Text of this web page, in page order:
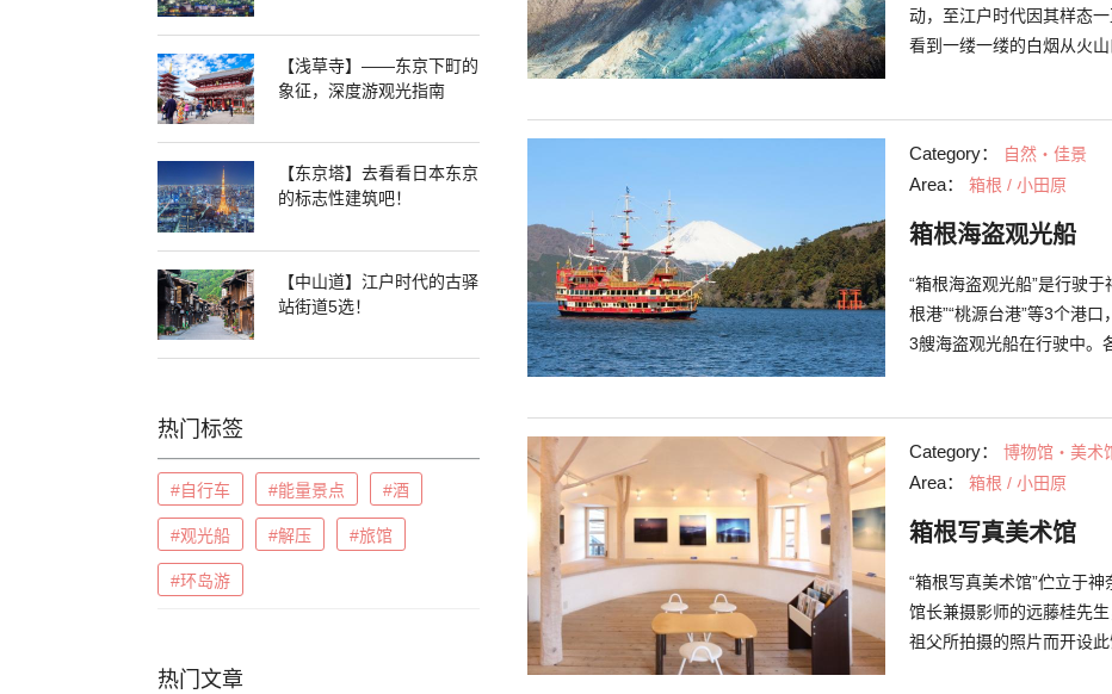
【浅草寺】——东京下町的
象征，深度游观光指南
【东京塔】去看看日本东京
的标志性建筑吧！
【中山道】江户时代的古驿
站街道5选！
热门标签
#自行车 #能量景点 #酒
#观光船 #解压 #旅馆
#环岛游
热门文章
动，至江户时代因其样态
看到一缕一缕的白烟从火
年寿命的功效。
Category： 自然・佳景
Area： 箱根 / 小田原
箱根海盗观光船
“箱根海盗观光船”是行驶
根港”“桃源台港”等3个港
3艘海盗观光船在行驶中。
商店中，也能购买到季节
景色及购物乐趣，边品味犹
Category： 博物馆・美术
Area： 箱根 / 小田原
箱根写真美术馆
“箱根写真美术馆”伫立于
馆长兼摄影师的远藤桂先
祖父所拍摄的照片而开设